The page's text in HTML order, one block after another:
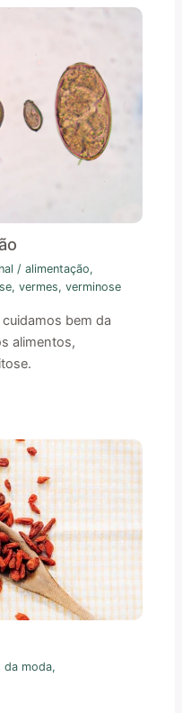
/alimentação,
,vermes,verminose
bem da
alimentos,
da moda,